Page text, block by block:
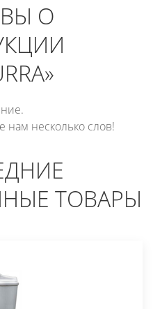
О
нам несколько слов!
ТОВАРЫ